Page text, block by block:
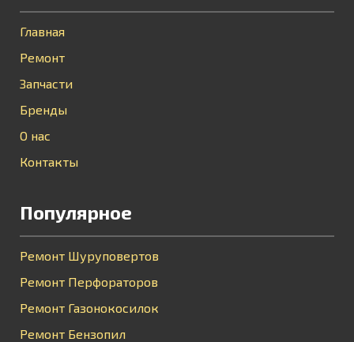
Главная
Ремонт
Запчасти
Бренды
О нас
Контакты
Популярное
Ремонт Шуруповертов
Ремонт Перфораторов
Ремонт Газонокосилок
Ремонт Бензопил